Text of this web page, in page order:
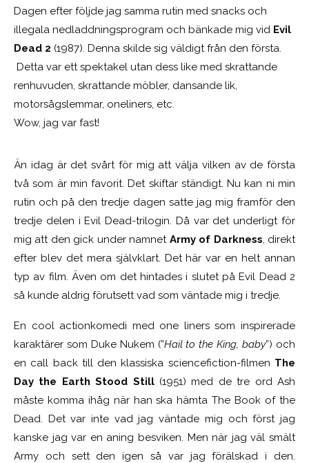
Dagen efter följde jag samma rutin med snacks och
illegala nedladdningsprogram och bänkade mig vid Evil
Dead 2 (1987). Denna skilde sig väldigt från den första.
Detta var ett spektakel utan dess like med skrattande
renhuvuden, skrattande möbler, dansande lik,
motorsågslemmar, oneliners, etc.
Wow, jag var fast!
Än idag är det svårt för mig att välja vilken av de första
två som är min favorit. Det skiftar ständigt. Nu kan ni min
rutin och på den tredje dagen satte jag mig framför den
tredje delen i Evil Dead-trilogin. Då var det underligt för
mig att den gick under namnet Army of Darkness, direkt
efter blev det mera självklart. Det här var en helt annan
typ av film. Även om det hintades i slutet på Evil Dead 2
så kunde aldrig förutsett vad som väntade mig i tredje.
En cool actionkomedi med one liners som inspirerade
karaktärer som Duke Nukem (”Hail to the King, baby”) och
en call back till den klassiska sciencefiction-filmen The
Day the Earth Stood Still(1951) med de tre ord Ash
måste komma ihåg när han ska hämta The Book of the
Dead. Det var inte vad jag väntade mig och först jag
kanske jag var en aning besviken. Men när jag väl smält
Army och sett den igen så var jag förälskad i den.